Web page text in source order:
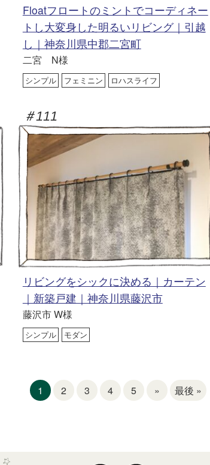
Floatフロートのミントでコーディネー
トし大変身した明るいリビング｜引越
し｜神奈川県中郡二宮町
二宮 N様
シンプル フェミニン ロハスライフ
＃111
リビングをシックに決める｜カーテン
｜新築戸建｜神奈川県藤沢市
藤沢市 W様
シンプル モダン
1 2 3 4 5 » 最後 »